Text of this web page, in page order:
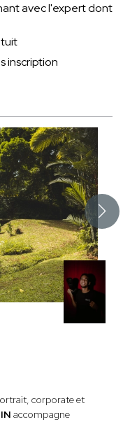
avec l'expert dont
inscription
corporate et
accompagne